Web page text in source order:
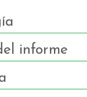
informe